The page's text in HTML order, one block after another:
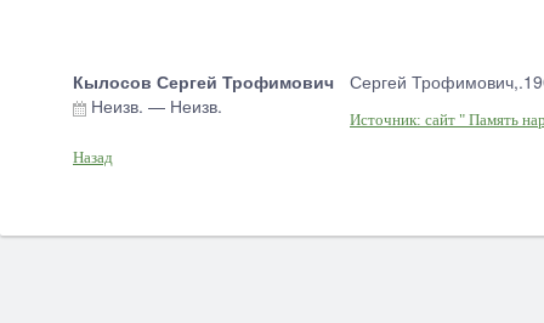
Кылосов Сергей Трофимович
Неизв. — Неизв.
Сергей
Источник: сайт " Память
Назад